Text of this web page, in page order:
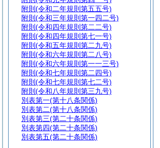
附則 (令和二年規則第五五号)
附則 (令和三年規則第一四二号)
附則 (令和四年規則第二二号)
附則 (令和四年規則第七一号)
附則 (令和五年規則第二九号)
附則 (令和六年規則第二八号)
附則 (令和六年規則第一一三号)
附則 (令和七年規則第二四号)
附則 (令和七年規則第七二号)
附則 (令和八年規則第三九号)
別表第一(第十八条関係)
別表第二(第十八条関係)
別表第三(第二十条関係)
別表第四(第二十条関係)
別表第五(第二十条関係)